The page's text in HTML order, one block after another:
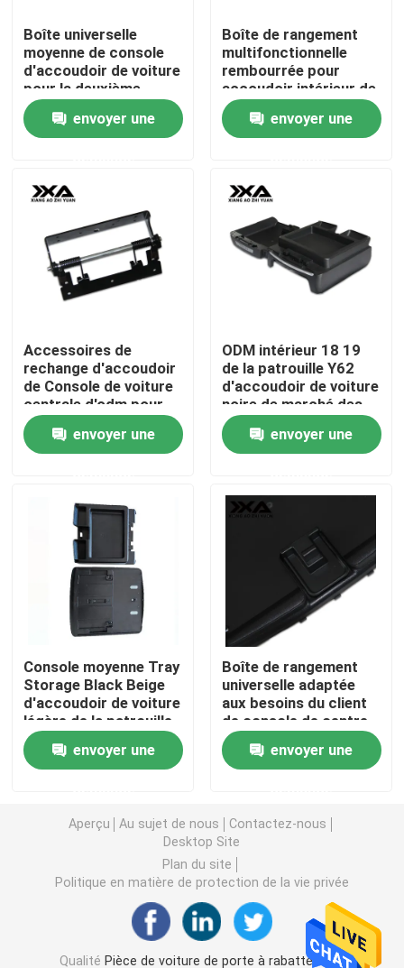
Aperçu
Produits
Visite d'usine
Contrôle de la qualité
nouvelles
Tous les cas
Pièce de voiture de porte à rabattement arrière
Porte à rabattement arrière Y62 électrique
Accoudoir intérieur de voiture
Groupe d'instruments de voiture LCD
Combiné d'instruments W222
Barres de galerie de voiture
Boîte universelle
moyenne de console
d'accoudoir de voiture
pour la deuxième
génération de Toule
Y62
envoyer une
Boîte de rangement
multifonctionnelle
rembourrée pour
accoudoir intérieur de
voiture Y62
envoyer une
Accessoires de
rechange d'accoudoir
de Console de voiture
centrale d'odm pour
Nissan patrouille Y62
Armadaenvoyer une
ODM intérieur 18 19
de la patrouille Y62
d'accoudoir de voiture
noire de marché des
accessoires
envoyer une
Console moyenne Tray
Storage Black Beige
d'accoudoir de voiture
légère de la patrouille
Y62
envoyer une
Boîte de rangement
universelle adaptée
aux besoins du client
de console de centre
d'accoudoir intérieur
de voitureenvoyer une
Aperçu Au sujet de nous
Contactez-nous
Desktop Site
Plan du site
Politique en matière de protection de la vie privée
Qualité Pièce de voiture de porte à rabattement